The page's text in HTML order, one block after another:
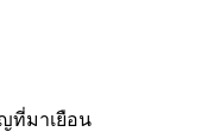
ที่มาเยือน